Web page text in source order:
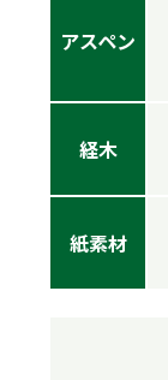
アスペン
経木
紙素材